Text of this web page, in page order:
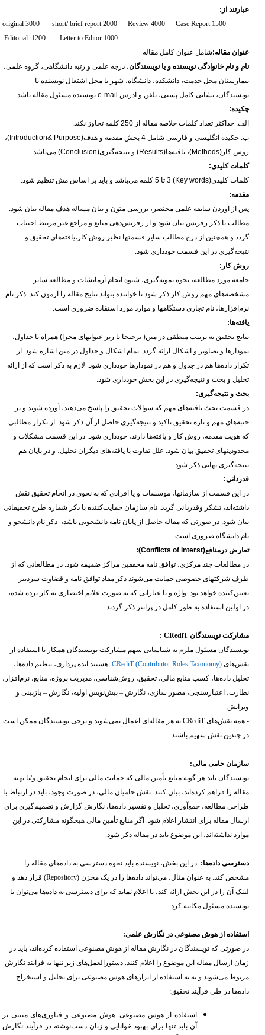
عبارتند از:
original 3000 short/ brief report 2000 Review 4000 Case Report 1500
Editorial 1200 Letter to Editor 1000
عنوان مقاله:شامل عنوان کامل مقاله
نام و نام خانوادگی نویسنده و یا نویسندگان، درجه علمی و رتبه دانشگاهی، گروه علمی،
بیمارستان محل خدمت، دانشکده، دانشگاه، شهر یا محل اشتغال نویسنده یا
نویسندگان، نشانی کامل پستی، تلفن و آدرسe-mail نویسنده مسئول مقاله باشد.
چکیده:
الف: حداکثر تعداد کلمات خلاصه مقاله از 250 کلمه تجاوز نکند.
ب: چکیده انگلیسی و فارسی شامل 4 بخش مقدمه و هدف(
Introduction& Purpose)،
روش کار(Methods)، یافته‌ها(Results) و نتیجه‌گیری( Conclusion) می‌باشد.
کلمات کلیدی:
کلمات کلیدیKey words)) 3 تا 5 کلمه می‌باشد و باید بر اساس مش تنظیم شود.
مقدمه:
پس از آوردن سابقه علمی مختصر، بررسی متون و بیان مساله هدف مقاله بیان شود.
مطالب با ذکر رفرنس بیان شود و از رفرنس‌دهی منابع و مراجع غیر مرتبط اجتناب
گردد و همچنین از درج مطالب سایر قسمتها نظیر روش کار،یافته‌های تحقیق و
نتیجه‌گیری در این فسمت خودداری شود.
روش کار:
جامعه مورد مطالعه، نحوه نمونه‌گیری، شیوه انجام آزمایشات و مطالعه سایر
مشخصه‌های مهم روش کار ذکر شود تا خواننده بتواند نتایج مقاله را آزمون کند. ذکر نام
نرم‌افزارها، نام تجاری دستگاهها و موارد مورد استفاده ضروری است.
یافته‌ها:
نتایج تحقیق به ترتیب منطقی در متن( ترجیحا با زیر عنوانهای مجزا) همراه با جداول،
نمودارها و تصاویر و اشکال ارائه گردد. تمام اشکال و جداول در متن اشاره شود. از
تکرار داده‌ها هم در جدول و هم در نمودارها خودداری شود. لازم به ذکر است که از ارائه
تحلیل و بحث و نتیجه‌گیری در این بخش خودداری شود.
بحث و نتیجه‌گیری:
در قسمت بحث یافته‌های مهم که سوالات تحقیق را پاسخ می‌دهند، آورده شوند و بر
جنبه‌های مهم و تازه تحقیق تاکید و نتیجه‌گیری حاصل از آن ذکر شود. از تکرار مطالبی
که هویت مقدمه، روش کار و یافته‌ها دارند، خودداری شود. در این قسمت مشکلات و
محدودیتهای تحقیق بیان شود. علل تفاوت با یافته‌های دیگران تحلیل، و در پایان هم
نتیجه‌گیری نهایی ذکر شود.
قدردانی:
در این قسمت از سازمانها، موسسات و یا افرادی که به نحوی در انجام تحقیق نقش
داشته‌اند، تشکر وقدردانی گردد. نام سازمان حمایت‌کننده با ذکر شماره طرح تحقیقاتی
بیان شود. در صورتی که مقاله حاصل از پایان نامه دانشجویی ‌باشد، ذکر نام دانشجو و
نام دانشگاه ضروری است.
تعارض درمنافع(Conflicts of interst
):
در مطالعات چند مرکزی، توافق نامه محققین مراکز ضمیمه شود. در مطالعاتی که از
طرف شرکتهای خصوصی حمایت می‌شوند ذکر مفاد توافق نامه و قضاوت سردبیر
تعیین‌کننده خواهد بود. واژه و یا عباراتی که به صورت علایم اختصاری به کار برده شده،
در اولین استفاده به طور کامل در پرانتز ذکر گردند.
مشارکت نویسندگان: CRediT
نویسندگان مسئول ملزم به شناسایی سهم مشارکت نویسندگان همکار با استفاده از
نقش‌های CRediT (Contributor Roles Taxonomy)هستند:ایده پردازی، تنظیم داده‌ها،
تحلیل داده‌ها، کسب منابع مالی، تحقیق، روش‌شناسی، مدیریت پروژه، منابع، نرم‌افزار،
نظارت، اعتبارسنجی، مصور سازی‌، نگارش–پیش‌نویس اولیه، نگارش – بازبینی و
ویرایش
- همه نقش‌هایCRediTبه هر مقاله‌ای اعمال نمی‌شوند و برخی نویسندگان ممکن است
در چندین نقش سهیم باشند.
سازمان حامی مالی:
نویسندگان باید هر گونه منابع تأمین مالی که حمایت مالی برای انجام تحقیق و/یا تهیه
مقاله را فراهم کرده‌اند، بیان کنند. نقش حامیان مالی، در صورت وجود، باید در ارتباط با
طراحی مطالعه، جمع‌آوری، تحلیل و تفسیر داده‌ها، نگارش گزارش و تصمیم‌گیری برای
ارسال مقاله برای انتشار اعلام شود. اگر منابع تأمین مالی هیچگونه مشارکتی در این
موارد نداشته‌اند، این موضوع باید در مقاله ذکر شود.
دسترسی داده‌ها: در این بخش، نویسنده باید نحوه دسترسی به داده‌های مقاله را
مشخص کند. به عنوان مثال، می‌تواند داده‌ها را در یک مخزن(Repository) قرار دهد و
لینک آن را در این بخش ارائه کند، یا اعلام نماید که برای دسترسی به داده‌ها می‌توان با
نویسنده مسئول مکاتبه کرد.
استفاده از هوش مصنوعی در نگارش علمی:
در صورتی که نویسندگان در نگارش مقاله از هوش مصنوعی استفاده کرده‌اند، باید در
زمان ارسال مقاله این موضوع را اعلام کنند. دستورالعمل‌های زیر تنها به فرآیند نگارش
مربوط می‌شوند و نه به استفاده از ابزارهای هوش مصنوعی برای تحلیل و استخراج
داده‌ها در طی فرآیند تحقیق:
استفاده از هوش مصنوعی: هوش مصنوعی و فناوری‌های مبتنی بر
آن باید تنها برای بهبود خوانایی و زبان دست‌نوشته در فرآیند نگارش